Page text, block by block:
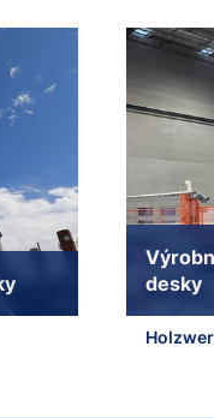
desky